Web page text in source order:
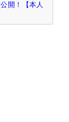
開！【本人